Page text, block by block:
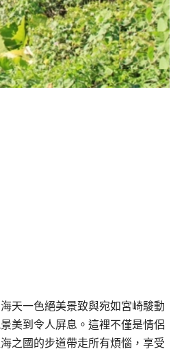
天一色絕美景致與宛如宮崎駿動
美到令人屏息。這裡不僅是情侶
之國的步道帶走所有煩惱，享受